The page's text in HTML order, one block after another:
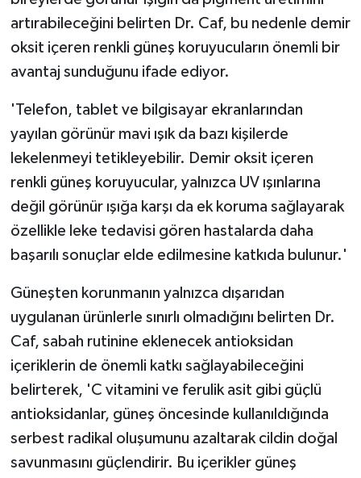
artırabileceğini belirten Dr. Caf, bu nedenle demir
oksit içeren renkli güneş koruyucuların önemli bir
avantaj sunduğunu ifade ediyor.
'Telefon, tablet ve bilgisayar ekranlarından
yayılan görünür mavi ışık da bazı kişilerde
lekelenmeyi tetikleyebilir. Demir oksit içeren
renkli güneş koruyucular, yalnızca UV ışınlarına
değil görünür ışığa karşı da ek koruma sağlayarak
özellikle leke tedavisi gören hastalarda daha
başarılı sonuçlar elde edilmesine katkıda bulunur.'
Güneşten korunmanın yalnızca dışarıdan
uygulanan ürünlerle sınırlı olmadığını belirten Dr.
Caf, sabah rutinine eklenecek antioksidan
içeriklerin de önemli katkı sağlayabileceğini
belirterek, 'C vitamini ve ferulik asit gibi güçlü
antioksidanlar, güneş öncesinde kullanıldığında
serbest radikal oluşumunu azaltarak cildin doğal
savunmasını güçlendirir. Bu içerikler güneş